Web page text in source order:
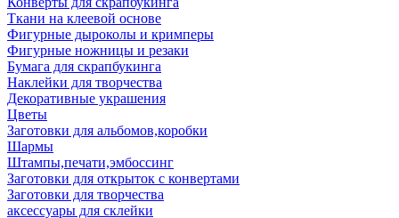
Ткани на клеевой основе
Фигурные дыроколы и кримперы
Фигурные ножницы и резаки
Бумага для скрапбукинга
Наклейки для творчества
Декоративные украшения
Цветы
Заготовки для альбомов,коробки
Шармы
Штампы,печати,эмбоссинг
Заготовки для открыток с конвертами
Заготовки для творчества
аксессуары для склейки